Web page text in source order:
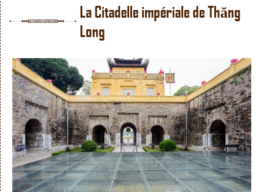
La Citadelle impériale de Thăng
Long